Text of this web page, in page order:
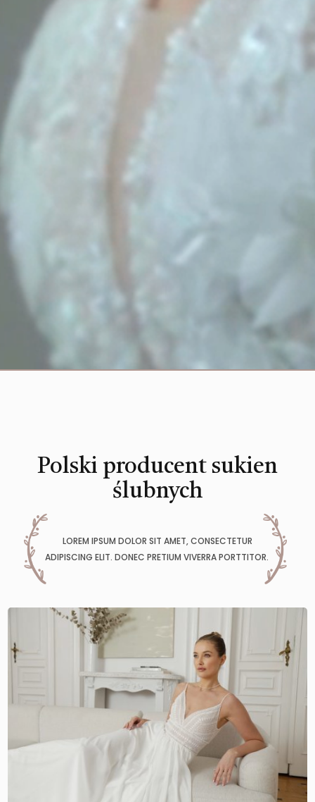
Polski producent sukien
ślubnych
LOREM IPSUM DOLOR SIT AMET, CONSECTETUR
ADIPISCING ELIT. DONEC PRETIUM VIVERRA PORTTITOR.